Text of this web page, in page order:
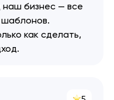
бизнес — все
как сделать,